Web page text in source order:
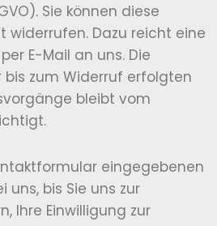
Sie können diese
widerrufen. Dazu reicht eine
E-Mail an uns. Die
zum Widerruf erfolgten
bleibt vom
eingegebenen
uns, bis Sie uns zur
Ihre Einwilligung zur